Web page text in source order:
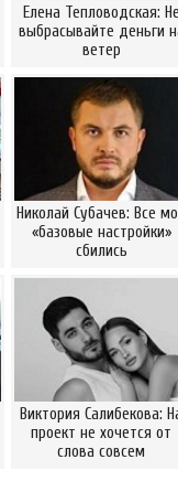
Елена Тепловодская: Не
выбрасывайте деньги
ветер
Николай Субачев: Все
«базовые настройки»
сбились
Виктория Салибекова:
проект не хочется от
слова совсем